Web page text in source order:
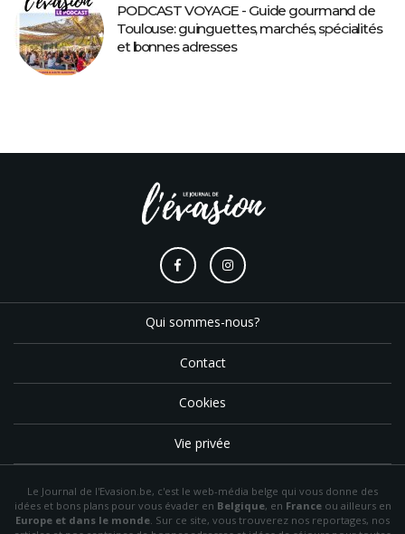
PODCAST VOYAGE - Guide gourmand de
Toulouse: guinguettes, marchés, spécialités
et bonnes adresses
Qui sommes-nous?
Contact
Cookies
Vie privée
Le Journal de l'Evasion.be, c'est le web-média belge qui vous donne des
idées et bons plans pour vous évader en Belgique, en Franceou ailleurs en
Europe et dans le monde. Sur ce site, vous trouverez nos reportages, nos